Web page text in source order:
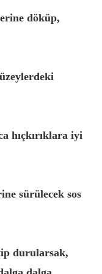
döküp,
hıçkırıklara iyi
sürülecek sos
durularsak,